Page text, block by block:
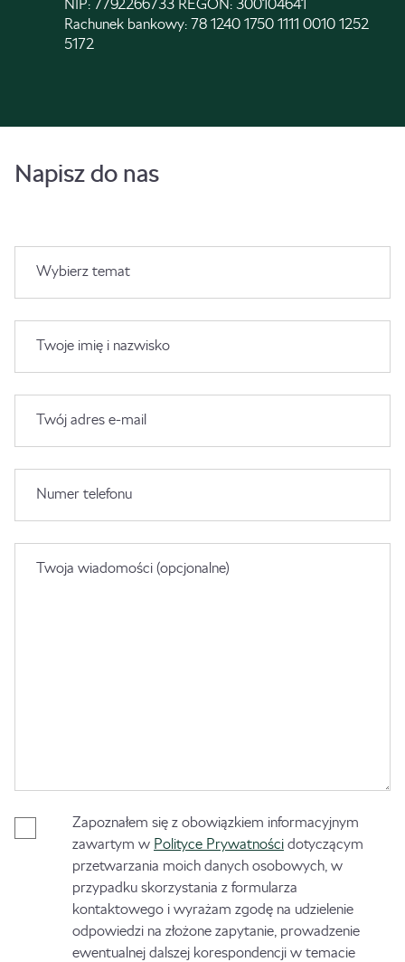
NIP: 7792266733 REGON: 300104641
Rachunek bankowy: 78 1240 1750 1111 0010 1252
5172
Napisz do nas
Wybierz temat
Twoje imię i nazwisko
Twój adres e-mail
Numer telefonu
Twoja wiadomości (opcjonalne)
Zapoznałem się z obowiązkiem informacyjnym
zawartym w Polityce Prywatności dotyczącym
przetwarzania moich danych osobowych, w
przypadku skorzystania z formularza
kontaktowego i wyrażam zgodę na udzielenie
odpowiedzi na złożone zapytanie, prowadzenie
ewentualnej dalszej korespondencji w temacie